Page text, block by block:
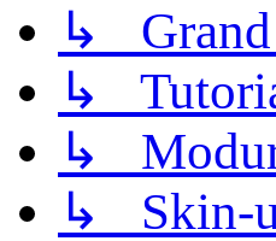
↳ Grand
↳
↳
↳ Skin-